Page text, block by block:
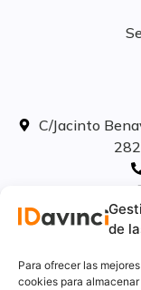
de
Para ofrecer las
cookies para
C/Jacinto